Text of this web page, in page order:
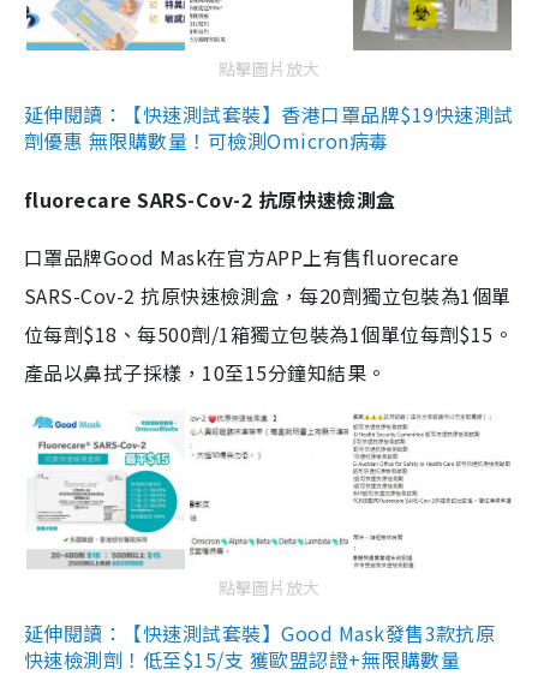
點擊圖片放大
延伸閱讀：【快速測試套裝】香港口罩品牌$19快速測試
劑優惠 無限購數量！可檢測Omicron病毒
fluorecare SARS-Cov-2 抗原快速檢測盒
口罩品牌Good Mask在官方APP上有售fluorecare
SARS-Cov-2 抗原快速檢測盒，每20劑獨立包裝為1個單
位每劑$18、每500劑/1箱獨立包裝為1個單位每劑$15。
產品以鼻拭子採樣，10至15分鐘知結果。
點擊圖片放大
延伸閱讀：【快速測試套裝】Good Mask發售3款抗原
快速檢測劑！低至$15/支 獲歐盟認證+無限購數量